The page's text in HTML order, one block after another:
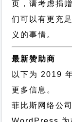
页，请考虑捐
们可以有更充
义的事情。
最新赞助商
以下为 2019
更多信息。
菲比斯网络公司